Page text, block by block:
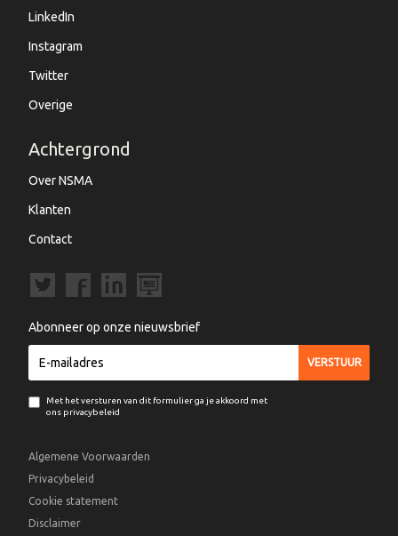
LinkedIn
Instagram
Twitter
Overige
Achtergrond
Over NSMA
Klanten
Contact
Abonneer op onze nieuwsbrief
Met het versturen van dit formulier ga je akkoord met
ons privacybeleid
Algemene Voorwaarden
Privacybeleid
Cookie statement
Disclaimer